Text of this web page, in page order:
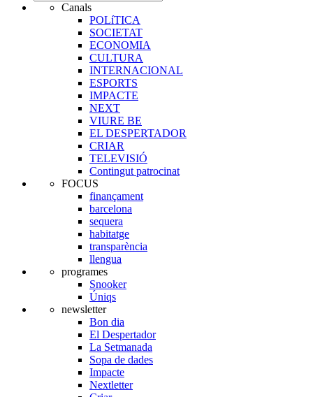
Canals
POLíTICA
SOCIETAT
ECONOMIA
CULTURA
INTERNACIONAL
ESPORTS
IMPACTE
NEXT
VIURE BE
EL DESPERTADOR
CRIAR
TELEVISIÓ
Contingut patrocinat
FOCUS
finançament
barcelona
sequera
habitatge
transparència
llengua
programes
Snooker
Úniqs
newsletter
Bon dia
El Despertador
La Setmanada
Sopa de dades
Impacte
Nextletter